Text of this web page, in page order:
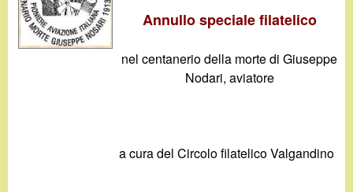
Annullo speciale filatelico
nel centanerio della morte di Giuseppe
Nodari, aviatore
a cura del Circolo filatelico Valgandino